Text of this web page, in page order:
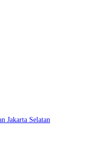
Jakarta Selatan